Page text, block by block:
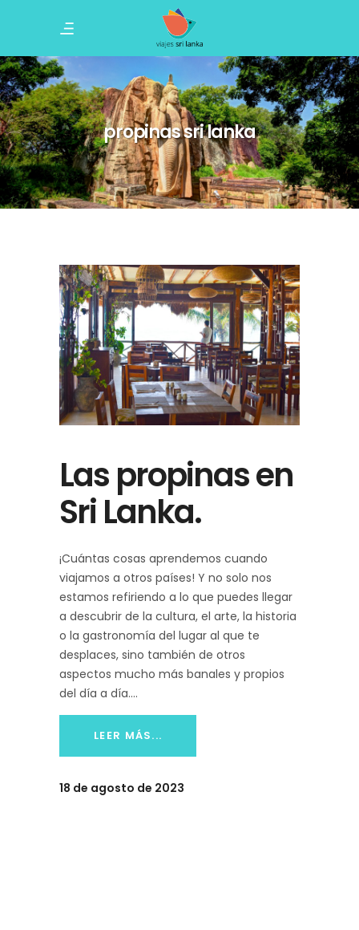
propinas sri lanka
Las propinas en
Sri Lanka.
¡Cuántas cosas aprendemos cuando
viajamos a otros países! Y no solo nos
estamos refiriendo a lo que puedes llegar
a descubrir de la cultura, el arte, la historia
o la gastronomía del lugar al que te
desplaces, sino también de otros
aspectos mucho más banales y propios
del día a día.
LEER MÁS...
18 de agosto de 2023